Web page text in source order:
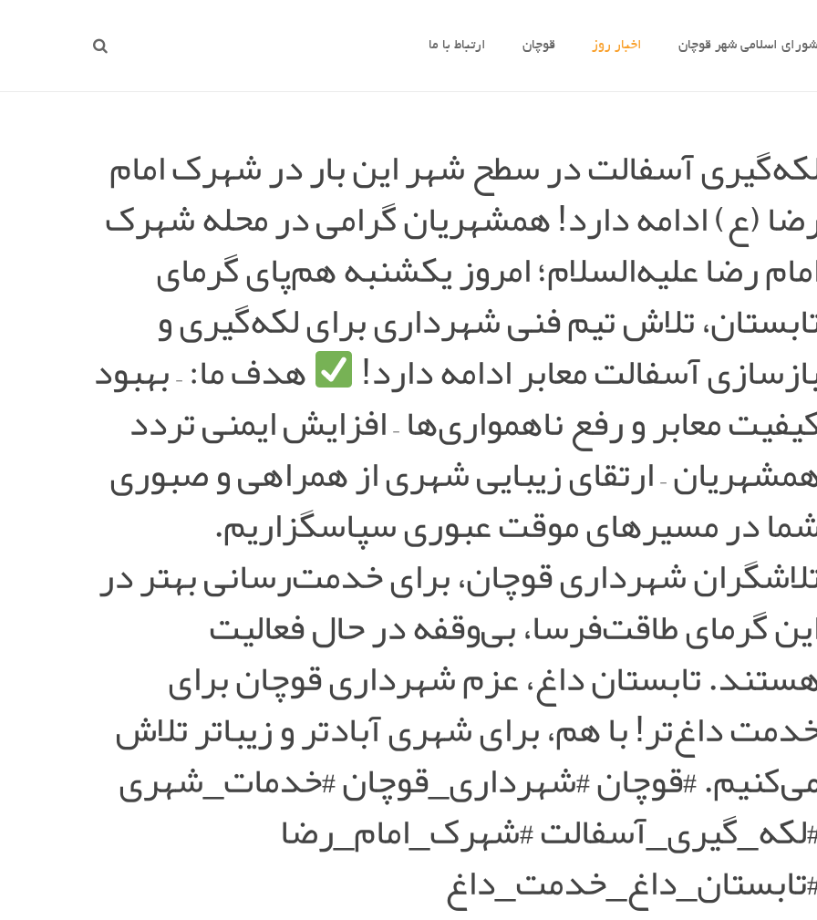
شورای اسلامی شهر قوچان اخبار روز قوچان ارتباط با ما
آسفالت در سطح شهر این بار در شهرک امام
(ع) ادامه دارد! همشهریان گرامی در محله شهرک
رضا علیه‌السلام؛ امروز یکشنبه هم‌پای گرمای
تلاش تیم فنی شهرداری برای لکه‌گیری و
آسفالت معابر ادامه دارد! هدف ما: – بهبود
معابر و رفع ناهمواری‌ها – افزایش ایمنی تردد
– ارتقای زیبایی شهری از همراهی و صبوری
در مسیرهای موقت عبوری سپاسگزاریم.
شهرداری قوچان، برای خدمت‌رسانی بهتر در
گرمای طاقت‌فرسا، بی‌وقفه در حال فعالیت
تابستان داغ، عزم شهرداری قوچان برای
داغ‌تر! با هم، برای شهری آبادتر و زیباتر تلاش
#قوچان #شهرداری_قوچان #خدمات_شهری
#شهرک_امام_رضا